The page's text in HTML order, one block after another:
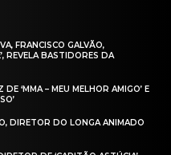
FRANCISCO GALVÃO,
REVELA BASTIDORES DA
‘MMA – MEU MELHOR AMIGO’ E
DIRETOR DO LONGA ANIMADO